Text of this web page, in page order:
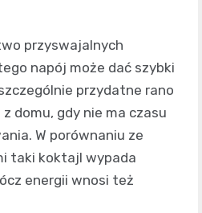
przyswajalnych
napój może dać szybki
przydatne rano
domu, gdy nie ma czasu
W porównaniu ze
taki koktajl wypada
energii wnosi też